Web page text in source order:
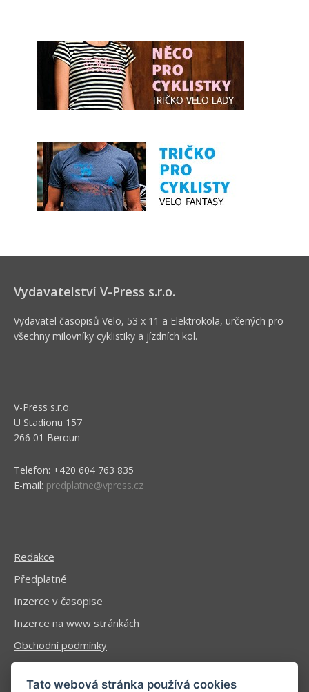
Vydavatelství V-Press s.r.o.
Vydavatel časopisů Velo, 53 x 11 a Elektrokola, určených pro
všechny milovníky cyklistiky a jízdních kol.
V-Press s.r.o.
U Stadionu 157
266 01 Beroun
Telefon: +420 604 763 835
E-mail: predplatne@vpress.cz
Redakce
Předplatné
Inzerce v časopise
Inzerce na www stránkách
Obchodní podmínky
Ochrana osobních údajů
Tato webová stránka používá cookies